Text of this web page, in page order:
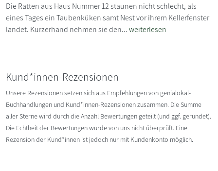
Die Ratten aus Haus Nummer 12 staunen nicht schlecht, als
eines Tages ein Taubenküken samt Nest vor ihrem Kellerfenster
landet. Kurzerhand nehmen sie den...weiterlesen
Kund*innen-Rezensionen
Unsere Rezensionen setzen sich aus Empfehlungen von genialokal-
Buchhandlungen und Kund*innen-Rezensionen zusammen. Die Summe
aller Sterne wird durch die Anzahl Bewertungen geteilt (und ggf. gerundet).
Die Echtheit der Bewertungen wurde von uns nicht überprüft. Eine
Rezension der Kund*innen ist jedoch nur mit Kundenkonto möglich.